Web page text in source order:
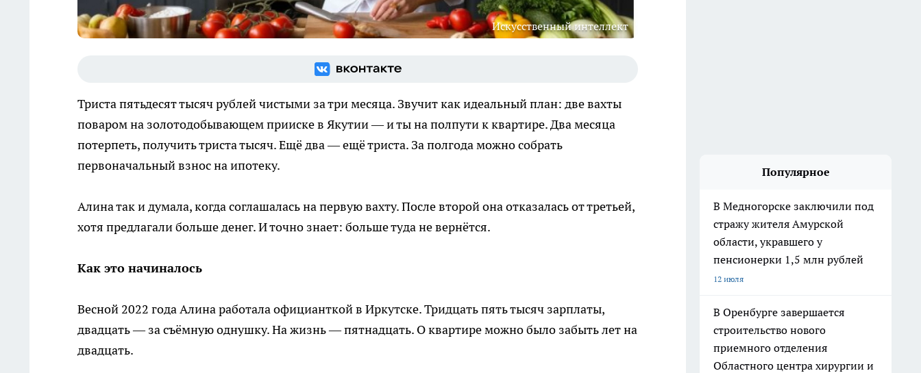
Искусственный интеллект
Триста пятьдесят тысяч рублей чистыми за три месяца. Звучит как идеальный план: две вахты
поваром на золотодобывающем прииске в Якутии — и ты на полпути к квартире. Два месяца
потерпеть, получить триста тысяч. Ещё два — ещё триста. За полгода можно собрать
первоначальный взнос на ипотеку.
Алина так и думала, когда соглашалась на первую вахту. После второй она отказалась от третьей,
хотя предлагали больше денег. И точно знает: больше туда не вернётся.
Как это начиналось
Весной 2022 года Алина работала официанткой в Иркутске. Тридцать пять тысяч зарплаты,
двадцать — за съёмную однушку. На жизнь — пятнадцать. О квартире можно было забыть лет на
двадцать.
Популярное
В Медногорске заключили под
стражу жителя Амурской
области, укравшего у
пенсионерки 1,5 млн рублей
12 июля
В Оренбурге завершается
строительство нового
приемного отделения
Областного центра хирургии и